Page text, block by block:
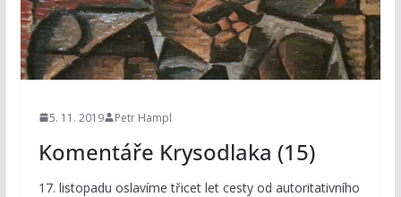
5. 11. 2019 Petr Hampl
Komentáře Krysodlaka (15)
17. listopadu oslavíme třicet let cesty od autoritativního